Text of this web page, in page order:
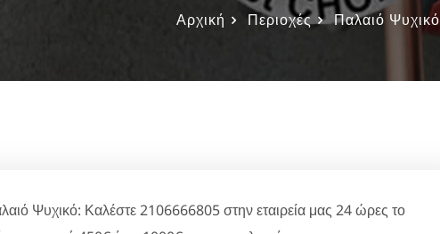
Αρχική Περιοχές Παλαιό Ψυχικό
Ψυχικό: Καλέστε 2106666805 στην εταιρεία μας 24 ώρες το